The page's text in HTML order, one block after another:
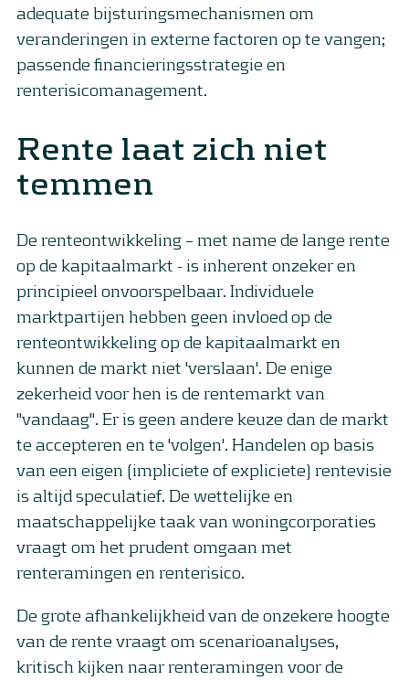
adequate bijsturingsmechanismen om
veranderingen in externe factoren op te vangen;
passende financieringsstrategie en
renterisicomanagement.
Rente laat zich niet
temmen
De renteontwikkeling – met name de lange rente
op de kapitaalmarkt - is inherent onzeker en
principieel onvoorspelbaar. Individuele
marktpartijen hebben geen invloed op de
renteontwikkeling op de kapitaalmarkt en
kunnen de markt niet 'verslaan'. De enige
zekerheid voor hen is de rentemarkt van
"vandaag". Er is geen andere keuze dan de markt
te accepteren en te 'volgen'. Handelen op basis
van een eigen (impliciete of expliciete) rentevisie
is altijd speculatief. De wettelijke en
maatschappelijke taak van woningcorporaties
vraagt om het prudent omgaan met
renteramingen en renterisico.
De grote afhankelijkheid van de onzekere hoogte
van de rente vraagt om scenarioanalyses,
kritisch kijken naar renteramingen voor de